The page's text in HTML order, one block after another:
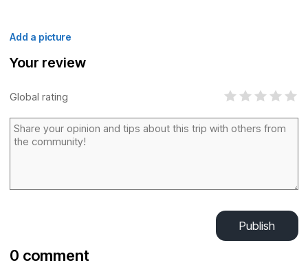
Add a picture
Your review
Global rating
Publish
0 comment